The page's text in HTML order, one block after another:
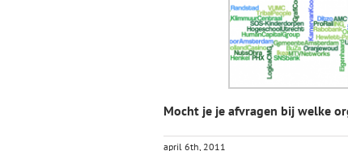
Mocht je je afvragen bij welke
april 6th, 2011